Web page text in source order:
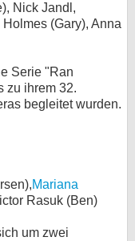
Nick Jandl,
(Gary), Anna
Serie "Ran
zu ihrem 32.
begleitet wurden.
Mariana
Rasuk (Ben)
um zwei